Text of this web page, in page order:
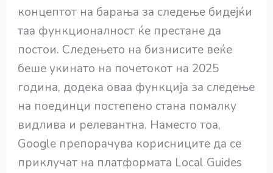
концептот на барања за следење бидејќи
таа функционалност ќе престане да
постои. Следењето на бизнисите веќе
беше укинато на почетокот на 2025
година, додека оваа функција за следење
на поединци постепено стана помалку
видлива и релевантна. Наместо тоа,
Google препорачува корисниците да се
приклучат на платформата Local Guides